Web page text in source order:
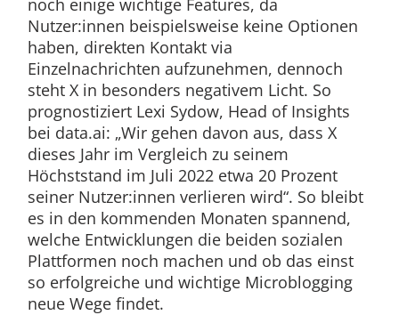
Nutzer:innen beispielsweise keine Optionen
haben, direkten Kontakt via
Einzelnachrichten aufzunehmen, dennoch
steht X in besonders negativem Licht. So
prognostiziert Lexi Sydow, Head of Insights
bei data.ai: „Wir gehen davon aus, dass X
dieses Jahr im Vergleich zu seinem
Höchststand im Juli 2022 etwa 20 Prozent
seiner Nutzer:innen verlieren wird“. So bleibt
es in den kommenden Monaten spannend,
welche Entwicklungen die beiden sozialen
Plattformen noch machen und ob das einst
so erfolgreiche und wichtige Microblogging
neue Wege findet.